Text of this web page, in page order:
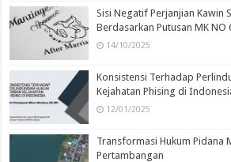
Sisi Negatif Perjanjian Kawin
Berdasarkan Putusan MK
14/10/2025
Konsistensi Terhadap
Kejahatan Phising di
12/01/2025
Transformasi Hukum Pidana
Pertambangan